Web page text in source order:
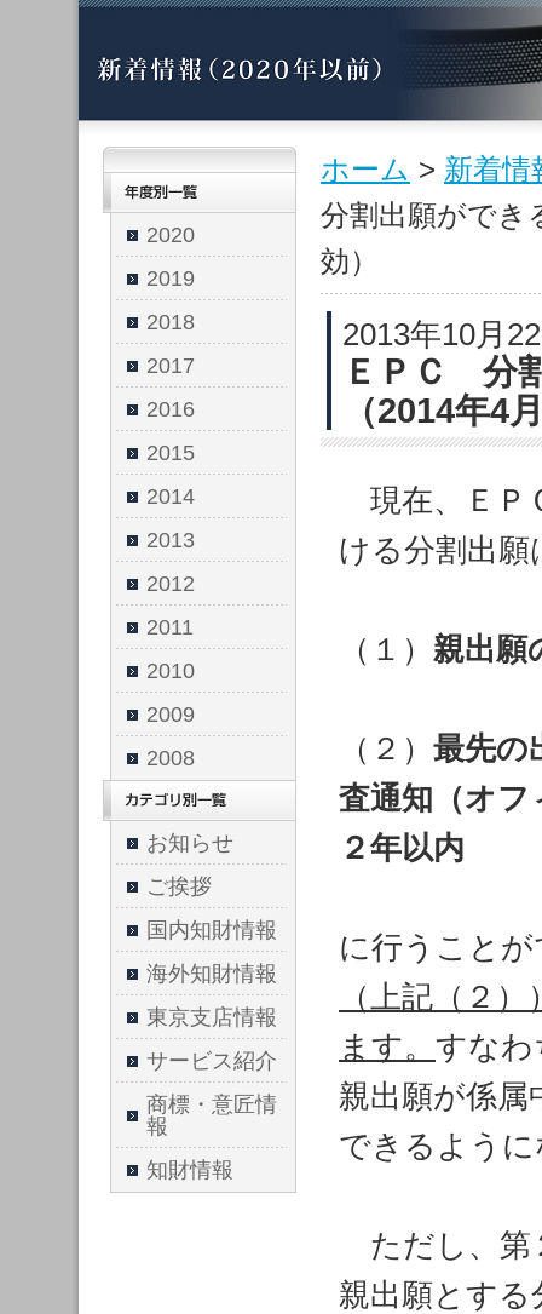
ホーム > 新着情
分割出願ができ
効）
2013年10月
ＥＰＣ 分
（2014年4
現在、ＥＰ
ける分割出願
（１） 親出願
（２） 最先の
査通知（オ
２年以内
に行うこと
（上記（２
ます。 すなわ
親出願が係
できるよう
ただし、第
親出願とす
2020
2019
2018
2017
2016
2015
2014
2013
2012
2011
2010
2009
2008
お知らせ
ご挨拶
国内知財情報
海外知財情報
東京支店情報
サービス紹介
商標・意匠情
報
知財情報